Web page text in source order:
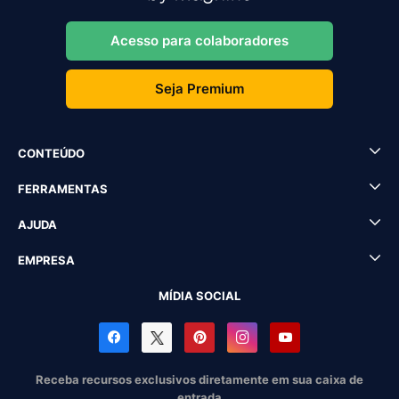
Acesso para colaboradores
Seja Premium
CONTEÚDO
FERRAMENTAS
AJUDA
EMPRESA
MÍDIA SOCIAL
Receba recursos exclusivos diretamente em sua caixa de